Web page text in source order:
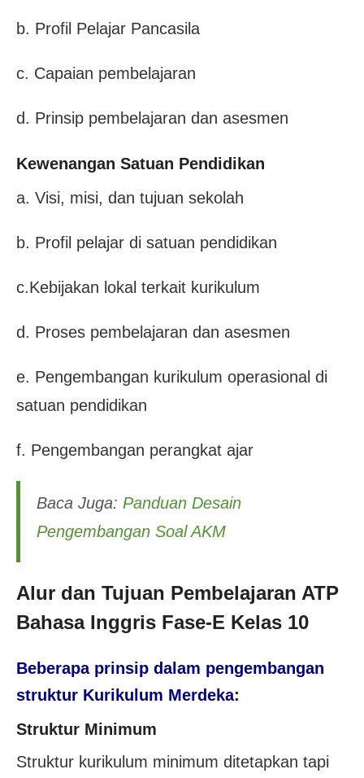
b. Profil Pelajar Pancasila
c. Capaian pembelajaran
d. Prinsip pembelajaran dan asesmen
Kewenangan Satuan Pendidikan
a. Visi, misi, dan tujuan sekolah
b. Profil pelajar di satuan pendidikan
c.Kebijakan lokal terkait kurikulum
d. Proses pembelajaran dan asesmen
e. Pengembangan kurikulum operasional di
satuan pendidikan
f. Pengembangan perangkat ajar
Baca Juga: Panduan Desain
Pengembangan Soal AKM
Alur dan Tujuan Pembelajaran ATP
Bahasa Inggris Fase-E Kelas 10
Beberapa prinsip dalam pengembangan
struktur Kurikulum Merdeka:
Struktur Minimum
Struktur kurikulum minimum ditetapkan tapi